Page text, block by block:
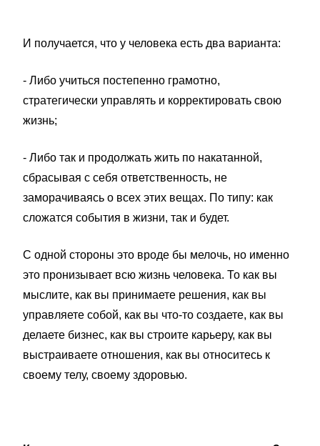
И получается, что у человека есть два варианта:
- Либо учиться постепенно грамотно,
стратегически управлять и корректировать свою
жизнь;
- Либо так и продолжать жить по накатанной,
сбрасывая с себя ответственность, не
заморачиваясь о всех этих вещах. По типу: как
сложатся события в жизни, так и будет.
С одной стороны это вроде бы мелочь, но именно
это пронизывает всю жизнь человека. То как вы
мыслите, как вы принимаете решения, как вы
управляете собой, как вы что-то создаете, как вы
делаете бизнес, как вы строите карьеру, как вы
выстраиваете отношения, как вы относитесь к
своему телу, своему здоровью.